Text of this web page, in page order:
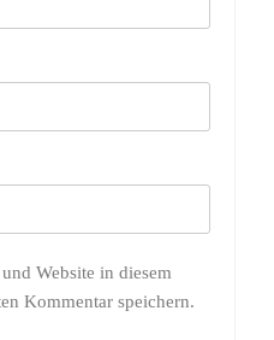
Website in diesem
Kommentar speichern.